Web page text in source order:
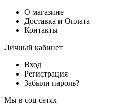
О магазине
Доставка и Оплата
Контакты
Личный кабинет
Вход
Регистрация
Забыли пароль?
Мы в соц сетях